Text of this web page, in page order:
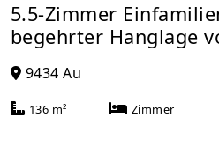
5.5-Zimmer
begehrter Hanglage
9434 Au
136 m² Zimmer